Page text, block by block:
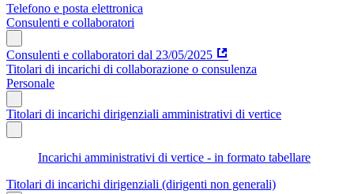
Telefono e posta elettronica
Consulenti e collaboratori
Consulenti e collaboratori dal 23/05/2025
Titolari di incarichi di collaborazione o consulenza
Personale
Titolari di incarichi dirigenziali amministrativi di vertice
Incarichi amministrativi di vertice - in formato tabellare
Titolari di incarichi dirigenziali (dirigenti non generali)